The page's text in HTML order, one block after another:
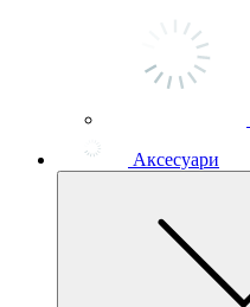
Аксесуари